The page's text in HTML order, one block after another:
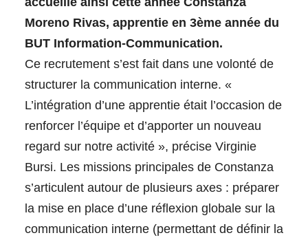
DÉMARCHE QUALITÉ - QUALIOPI
POURQUOI VENIR À L'IUT ?
VISITE VIRTUELLE
NOS LICENCES
EN SAVOIR PLUS SUR LES LICENCES
LP Animateur Qualité
LP Maintenance de l’Industrie du Futur
L3 Comptabilité-Contrôle
SE FORMER AUTREMENT
Accueillir des stagiaires
Accueillir des alternants
PROPOSEZ DES OFFRES DE STAGE ET
D'ALTERNANCE
TÉLÉCHARGEZ NOTRE PRÉSENTATION
RELATIONS
INTERNATIONALES
PARTIR À L'ÉTRANGER
Moreno Rivas, apprentie en 3ème année du
BUT Information-Communication.
Ce recrutement s’est fait dans une volonté de
structurer la communication interne. «
L’intégration d’une apprentie était l’occasion de
renforcer l’équipe et d’apporter un nouveau
regard sur notre activité », précise Virginie
Bursi. Les missions principales de Constanza
s’articulent autour de plusieurs axes : préparer
la mise en place d’une réflexion globale sur la
communication interne (permettant de définir la